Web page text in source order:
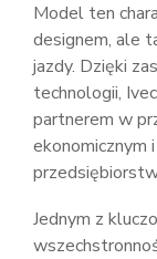
Model ten
designem, ale
jazdy. Dzięki
technologii,
partnerem w
ekonomicznym
Jednym z